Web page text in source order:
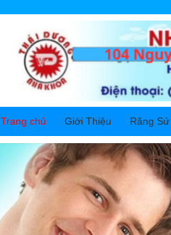
Trang chủ Giới Thiệu Răng Sứ